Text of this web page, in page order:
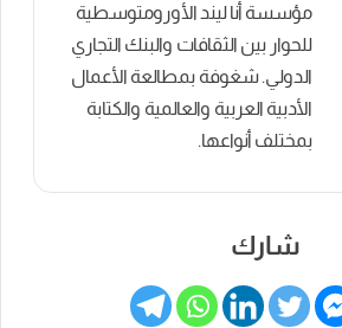
مؤسسة أنا ليند الأورومتوسطية
للحوار بين الثقافات والبنك التجاري
الدولي. شغوفة بمطالعة الأعمال
الأدبية العربية والعالمية والكتابة
بمختلف أنواعها.
شارك